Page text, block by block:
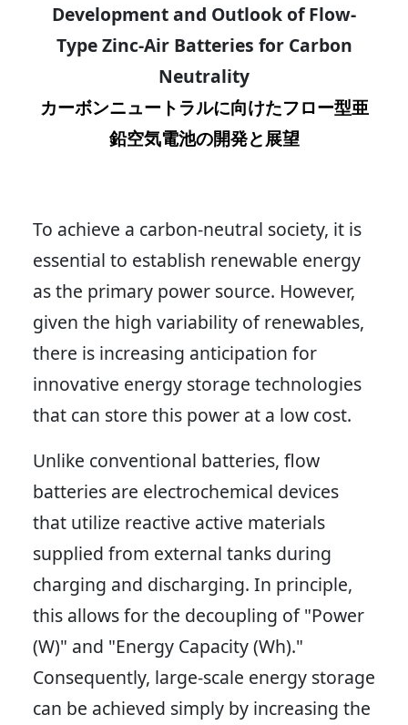
Development and Outlook of Flow-
Type Zinc-Air Batteries for Carbon
Neutrality
カーボンニュートラルに向けたフロー型亜
鉛空気電池の開発と展望
To achieve a carbon-neutral society, it is
essential to establish renewable energy
as the primary power source. However,
given the high variability of renewables,
there is increasing anticipation for
innovative energy storage technologies
that can store this power at a low cost.
Unlike conventional batteries, flow
batteries are electrochemical devices
that utilize reactive active materials
supplied from external tanks during
charging and discharging. In principle,
this allows for the decoupling of "Power
(W)" and "Energy Capacity (Wh)."
Consequently, large-scale energy storage
can be achieved simply by increasing the